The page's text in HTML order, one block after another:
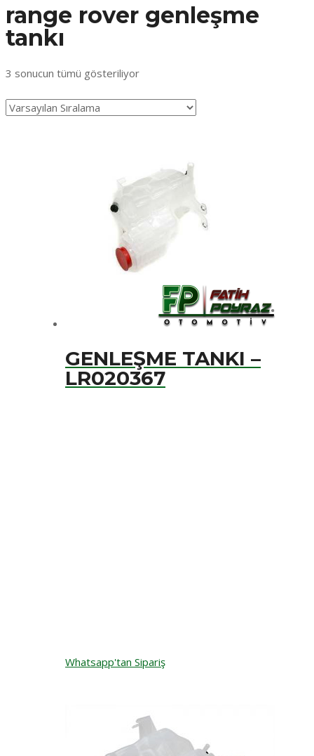
range rover genleşme
tankı
3 sonucun tümü gösteriliyor
GENLEŞME TANKI –
LR020367
Whatsapp'tan Sipariş